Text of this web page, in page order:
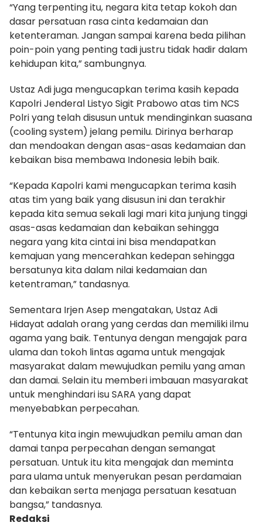
“Yang terpenting itu, negara kita tetap kokoh dan
dasar persatuan rasa cinta kedamaian dan
ketenteraman. Jangan sampai karena beda pilihan
poin-poin yang penting tadi justru tidak hadir dalam
kehidupan kita,” sambungnya.
Ustaz Adi juga mengucapkan terima kasih kepada
Kapolri Jenderal Listyo Sigit Prabowo atas tim NCS
Polri yang telah disusun untuk mendinginkan suasana
(cooling system) jelang pemilu. Dirinya berharap
dan mendoakan dengan asas-asas kedamaian dan
kebaikan bisa membawa Indonesia lebih baik.
“Kepada Kapolri kami mengucapkan terima kasih
atas tim yang baik yang disusun ini dan terakhir
kepada kita semua sekali lagi mari kita junjung tinggi
asas-asas kedamaian dan kebaikan sehingga
negara yang kita cintai ini bisa mendapatkan
kemajuan yang mencerahkan kedepan sehingga
bersatunya kita dalam nilai kedamaian dan
ketentraman,” tandasnya.
Sementara Irjen Asep mengatakan, Ustaz Adi
Hidayat adalah orang yang cerdas dan memiliki ilmu
agama yang baik. Tentunya dengan mengajak para
ulama dan tokoh lintas agama untuk mengajak
masyarakat dalam mewujudkan pemilu yang aman
dan damai. Selain itu memberi imbauan masyarakat
untuk menghindari isu SARA yang dapat
menyebabkan perpecahan.
“Tentunya kita ingin mewujudkan pemilu aman dan
damai tanpa perpecahan dengan semangat
persatuan. Untuk itu kita mengajak dan meminta
para ulama untuk menyerukan pesan perdamaian
dan kebaikan serta menjaga persatuan kesatuan
bangsa,” tandasnya.
Redaksi